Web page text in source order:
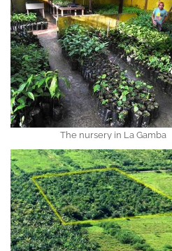
The nursery in La Gamba